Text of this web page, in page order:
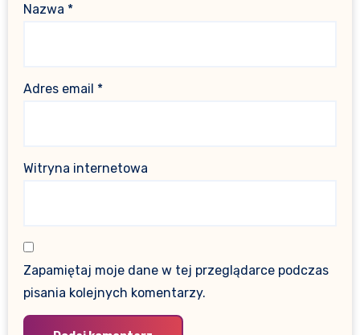
Nazwa *
Adres email *
Witryna internetowa
Zapamiętaj moje dane w tej przeglądarce podczas
pisania kolejnych komentarzy.